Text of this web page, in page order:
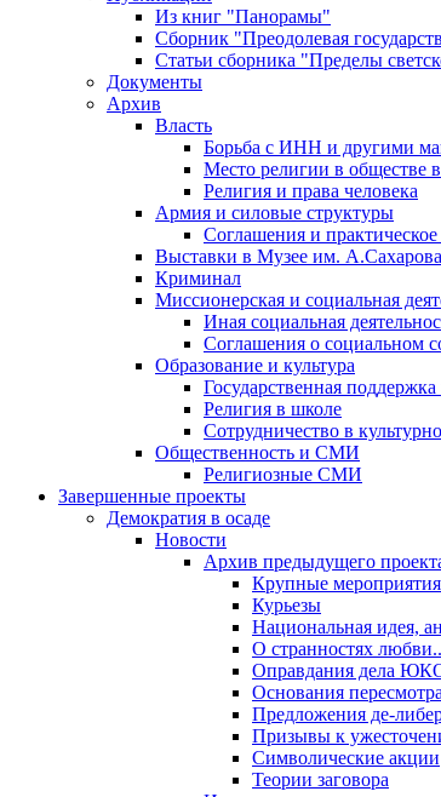
Из книг "Панорамы"
Сборник "Преодолевая
Статьи сборника "Пределы
Документы
Архив
Власть
Борьба с ИНН и другими
Место религии в обществе
Религия и права человека
Армия и силовые структуры
Соглашения и практическое
Выставки в Музее им. А.Сахарова
Криминал
Миссионерская и социальная
Иная социальная
Соглашения о социальном
Образование и культура
Государственная
Религия в школе
Сотрудничество в
Общественность и СМИ
Религиозные СМИ
Завершенные проекты
Демократия в осаде
Новости
Архив предыдущего
Крупные мероприятия
Курьезы
Национальная идея,
О странностях
Оправдания дела
Основания
Предложения де-
Призывы к
Символические акции
Теории заговора